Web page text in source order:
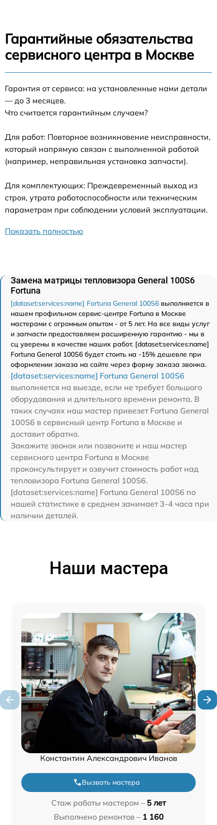
Гарантийные обязательства
сервисного центра в Москве
Гарантия от сервиса: на установленные нами детали
— до 3 месяцев.
Что считается гарантийным случаем?
Для работ: Повторное возникновение неисправности,
который напрямую связан с выполненной работой
(например, неправильная установка запчасти).
Для комплектующих: Преждевременный выход из
строя, утрата работоспособности или техническим
параметрам при соблюдении условий эксплуатации.
Показать полностью
Замена матрицы тепловизора General 100S6
Fortuna
[dataset:services:name] Fortuna General 100S6 выполняется в
нашем профильном сервис-центре Fortuna в Москве
мастерами с огромным опытом - от 5 лет. На все виды услуг
и запчасти предоставляем расширенную гарантию - мы в
сц уверены в качестве наших работ. [dataset:services:name]
Fortuna General 100S6 будет стоить на -15% дешевле при
оформлении заказа на сайте через форму заказа звонка.
[dataset:services:name] Fortuna General 100S6
выполняется на выезде, если не требует большого
оборудования и длительного времени ремонта. В
таких случаях наш мастер привезет Fortuna General
100S6 в сервисный центр Fortuna в Москве и
доставит обратно.
Закажите звонок или позвоните и наш мастер
сервисного центра Fortuna в Москве
проконсультирует и озвучит стоимость работ над
тепловизора Fortuna General 100S6.
[dataset:services:name] Fortuna General 100S6 по
нашей статистике в среднем занимает 3-4 часа при
наличии деталей.
Наши мастера
Константин Александрович Иванов
Вызвать мастера
Стаж работы мастером – 5 лет
Выполнено ремонтов – 1 160